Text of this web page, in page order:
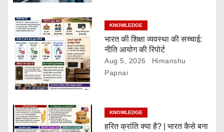
KNOWLEDGE
भारत की शिक्षा व्यवस्था की सच्चाई:
नीति आयोग की रिपोर्ट
Aug 5, 2026
Himanshu
Papnai
KNOWLEDGE
हरित क्रांति क्या है? | भारत कैसे बना